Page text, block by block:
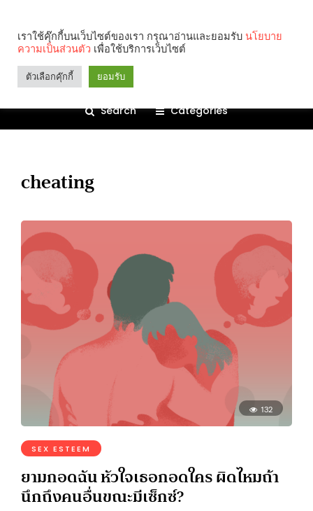
Search Categories
cheating
132
SEX ESTEEM
ยามกอดฉัน หัวใจเธอกอดใคร ผิดไหมถ้า
นึกถึงคนอื่นขณะมีเซ็กซ์?
เราใช้คุ๊กกี้บนเว็บไซต์ของเรา กรุณาอ่านและยอมรับ นโยบาย
ความเป็นส่วนตัว เพื่อใช้บริการเว็บไซต์
ตัวเลือกคุ๊กกี้ ยอมรับ